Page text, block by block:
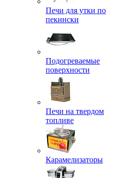
Печи для утки по
пекински
Подогреваемые
поверхности
Печи на твердом
топливе
Карамелизаторы